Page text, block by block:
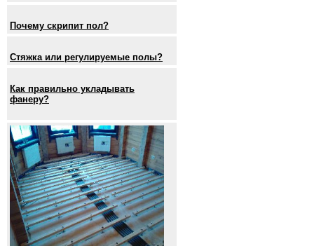
Почему скрипит пол?
Стяжка или регулируемые полы?
Как правильно укладывать
фанеру?